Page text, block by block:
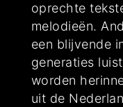
oprechte
melodieën.
een blijvende
generaties
worden
uit de